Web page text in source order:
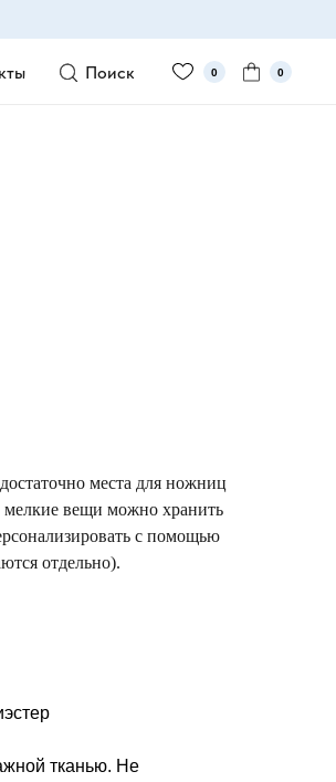
Поиск 0 0
места для ножниц
мелкие вещи можно хранить
с помощью
отдельно).
тканью. Не